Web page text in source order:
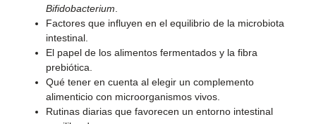
Bifidobacterium
Factores que influyen en el equilibrio de la microbiota
intestinal.
El papel de los alimentos fermentados y la fibra
prebiótica.
Qué tener en cuenta al elegir un complemento
alimenticio con microorganismos vivos.
Rutinas diarias que favorecen un entorno intestinal